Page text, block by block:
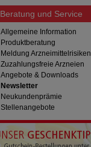
Beratung und Service
Allgemeine Information
Produktberatung
Meldung Arzneimittelrisiken
Zuzahlungsfreie Arzneien
Angebote & Downloads
Newsletter
Neukundenprämie
Stellenangebote